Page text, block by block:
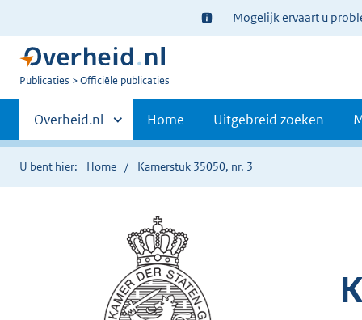
Ter
informatie:
Mogelijk ervaart u
U
Publicaties Officiële publicaties
Primaire
navigatie
Andere
sites
binnen
Overheid.nl Home Uitgebreid zoeken
U bent hier: Home Kamerstuk 35050, nr. 3